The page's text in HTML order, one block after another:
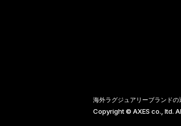
海外ラグジュアリーブランド
Copyright © AXES co., ltd.